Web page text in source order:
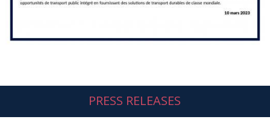
PRESS RELEASES